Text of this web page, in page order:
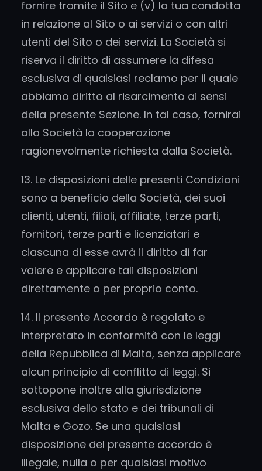
fornire tramite il Sito e (v) la tua condotta
in relazione al Sito o ai servizi o con altri
utenti del Sito o dei servizi. La Società si
riserva il diritto di assumere la difesa
esclusiva di qualsiasi reclamo per il quale
abbiamo diritto al risarcimento ai sensi
della presente Sezione. In tal caso, fornirai
alla Società la cooperazione
ragionevolmente richiesta dalla Società.
13. Le disposizioni delle presenti Condizioni
sono a beneficio della Società, dei suoi
clienti, utenti, filiali, affiliate, terze parti,
fornitori, terze parti e licenziatari e
ciascuna di esse avrà il diritto di far
valere e applicare tali disposizioni
direttamente o per proprio conto.
14. Il presente Accordo è regolato e
interpretato in conformità con le leggi
della Repubblica di Malta, senza applicare
alcun principio di conflitto di leggi. Si
sottopone inoltre alla giurisdizione
esclusiva dello stato e dei tribunali di
Malta e Gozo. Se una qualsiasi
disposizione del presente accordo è
illegale, nulla o per qualsiasi motivo